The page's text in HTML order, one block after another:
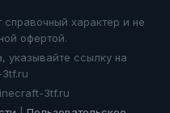
характер и не
офертой.
указывайте ссылку на
3tf.ru